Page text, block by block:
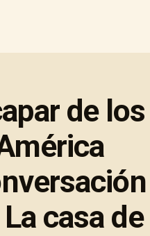
de los
casa de